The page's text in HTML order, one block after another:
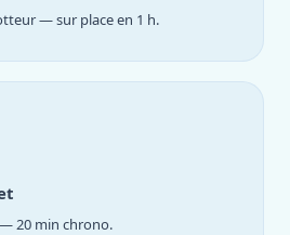
— sur place en 1 h.
20 min chrono.